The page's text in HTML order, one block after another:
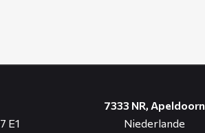
E1
7333 NR, Apeldoorn
Niederlande